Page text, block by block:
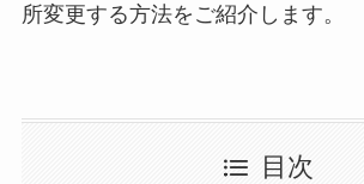
所変更する方法をご紹介します。
目次